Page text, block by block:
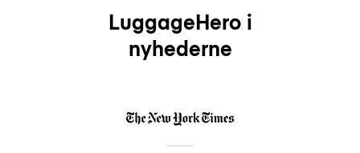
LuggageHero i
nyhederne